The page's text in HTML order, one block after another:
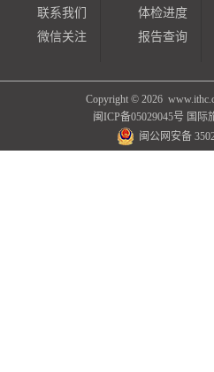
联系我们
微信关注
体检进度
报告查询
Copyright © 2026
闽ICP备05029045号 国际
闽公网安备